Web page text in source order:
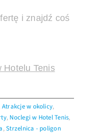
i znajdź coś
Hotelu Tenis
Atrakcje w okolicy,
, Noclegi w Hotel Tenis,
,Strzelnica - poligon